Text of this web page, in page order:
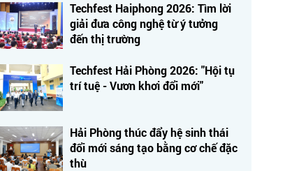
Techfest Haiphong 2026: Tìm lời
giải đưa công nghệ từ ý tưởng
đến thị trường
Techfest Hải Phòng 2026: "Hội tụ
trí tuệ - Vươn khơi đổi mới"
Hải Phòng thúc đẩy hệ sinh thái
đổi mới sáng tạo bằng cơ chế đặc
thù